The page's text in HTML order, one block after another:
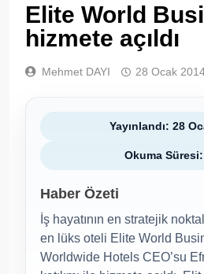
Elite World
hizmete açıldı
Mehmet DAYI 28 Ocak
Yayınlandı: 28
Okuma
Haber Özeti
İş hayatının en stratejik
en lüks oteli Elite World
Worldwide Hotels CEO’su